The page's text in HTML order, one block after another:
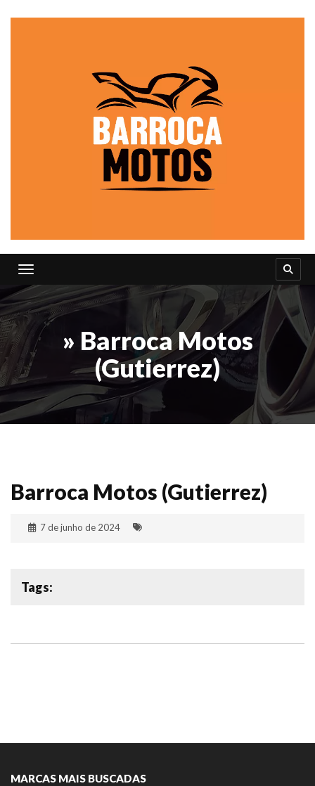
Toggle navigation
» Barroca Motos
(Gutierrez)
Barroca Motos (Gutierrez)
7 de junho de 2024
Tags:
MARCAS MAIS BUSCADAS